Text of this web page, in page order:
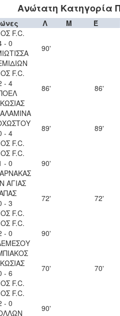
Ανώτατη Κατηγορία
Λ Μ
Έ
F.C.
- 0
90'
F.C.
- 4
86' 86'
- 4
F.C.
89' 89'
F.C.
- 0
90'
ΑΓΙΑΣ
- 3
F.C.
72' 72'
F.C.
- 0
90'
- 6
F.C.
70' 70'
F.C.
- 0
90'